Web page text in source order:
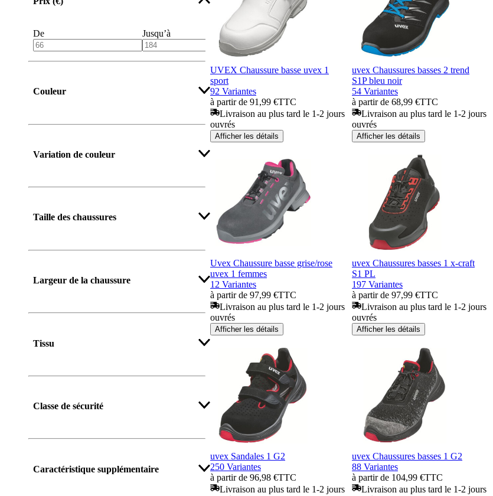
De Jusqu’à
Couleur
Variation de couleur
Taille des chaussures
Largeur de la chaussure
Tissu
Classe de sécurité
Caractéristique supplémentaire
UVEX Chaussure basse uvex 1
sport
92 Variantes
à partir de 91,99 €TTC
Livraison au plus tard le 1-2 jours
ouvrés
Afficher les détails
uvex Chaussures basses 2 trend
S1P bleu noir
54 Variantes
à partir de 68,99 €TTC
Livraison au plus tard le 1-2 jours
ouvrés
Afficher les détails
Uvex Chaussure basse grise/rose
uvex 1 femmes
12 Variantes
à partir de 97,99 €TTC
Livraison au plus tard le 1-2 jours
ouvrés
Afficher les détails
uvex Chaussures basses 1 x-craft
S1 PL
197 Variantes
à partir de 97,99 €TTC
Livraison au plus tard le 1-2 jours
ouvrés
Afficher les détails
uvex Sandales 1 G2
250 Variantes
à partir de 96,98 €TTC
Livraison au plus tard le 1-2 jours
uvex Chaussures basses 1 G2
88 Variantes
à partir de 104,99 €TTC
Livraison au plus tard le 1-2 jours